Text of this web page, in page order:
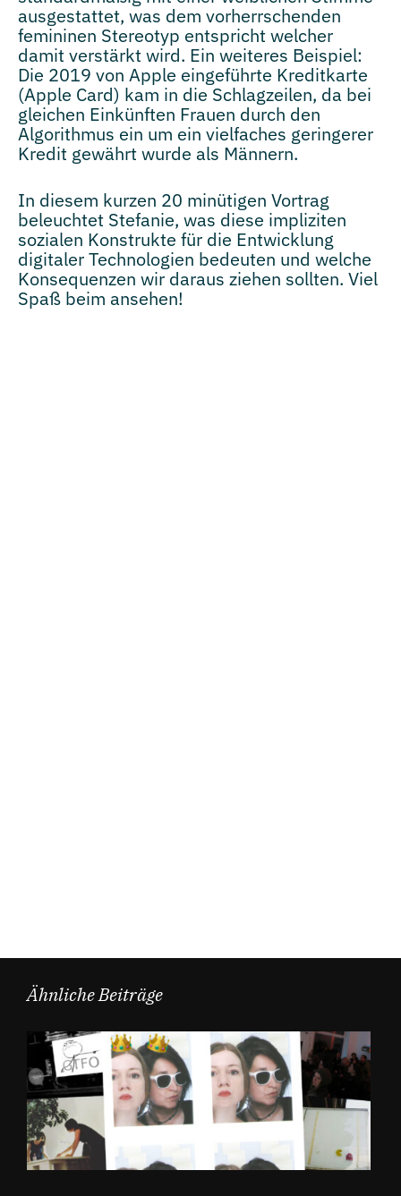
ausgestattet, was dem vorherrschenden
femininen Stereotyp entspricht welcher
damit verstärkt wird. Ein weiteres Beispiel:
Die 2019 von Apple eingeführte Kreditkarte
(Apple Card) kam in die Schlagzeilen, da bei
gleichen Einkünften Frauen durch den
Algorithmus ein um ein vielfaches geringerer
Kredit gewährt wurde als Männern.
In diesem kurzen 20 minütigen Vortrag
beleuchtet Stefanie, was diese impliziten
sozialen Konstrukte für die Entwicklung
digitaler Technologien bedeuten und welche
Konsequenzen wir daraus ziehen sollten. Viel
Spaß beim ansehen!
Ähnliche Beiträge